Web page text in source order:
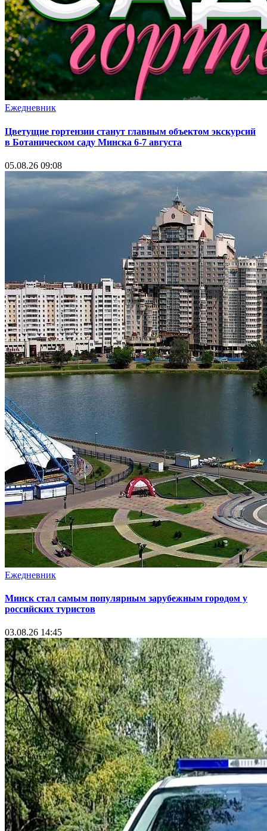
Ежедневник
Цветущие гортензии станут главным объектом экскурсий
в Ботаническом саду Минска 6-7 августа
05.08.26 09:08
Ежедневник
Минск стал самым популярным зарубежным городом у
российских туристов
03.08.26 14:45